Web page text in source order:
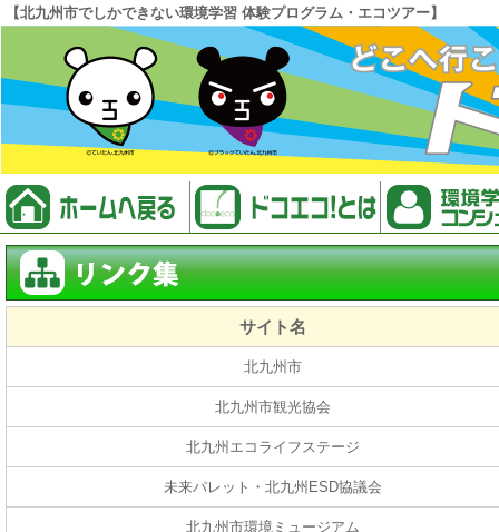
【北九州市でしかできない環境学習 体験プログラム・エコツアー】
サイト名
北九州市
北九州市観光協会
北九州エコライフステージ
未来パレット・北九州ESD協議会
北九州市環境ミュージアム